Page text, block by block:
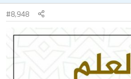
#8,948